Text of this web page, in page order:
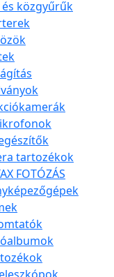
közgyűrűk
tartozékok
FOTÓZÁS